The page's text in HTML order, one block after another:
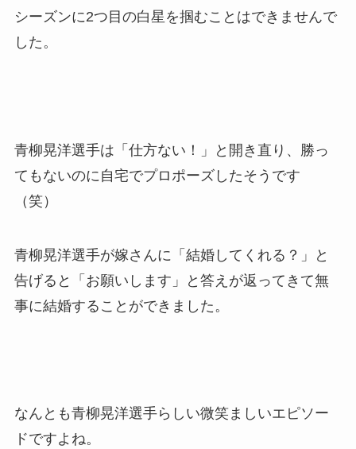
シーズンに2つ目の白星を掴むことはできませんで
した。
青柳晃洋選手は「仕方ない！」と開き直り、勝っ
てもないのに自宅でプロポーズしたそうです
（笑）
青柳晃洋選手が嫁さんに「結婚してくれる？」と
告げると「お願いします」と答えが返ってきて無
事に結婚することができました。
なんとも青柳晃洋選手らしい微笑ましいエピソー
ドですよね。